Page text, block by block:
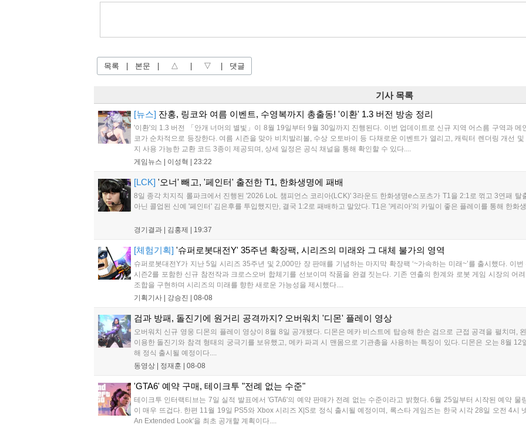
목록 본문 △ ▽ 댓글
기사 목록
[뉴스] 잔홍, 링코와 여름 이벤트, 수영복까지 총출동! '이환' 1.3 버전 방송 정리
'이환'의 1.3 버전 「안개 너머의 별빛」이 8월 19일부터 9월 30일까지 진행된다. 이번 업데이트로 신규 지역 어스름 구역과 메
코가 순차적으로 등장한다. 여름 시즌을 맞아 비치발리볼, 수상 오토바이 등 다채로운 이벤트가 열리고, 캐릭터 렌더링 개선
지 사용 가능한 교환 코드 3종이 제공되며, 상세 일정은 공식 채널을 통해 확인할 수 있다....
게임뉴스 | 이성혁 23:22
[LCK] '오너' 빼고, '페인터' 출전한 T1, 한화생명에 패배
8일 종각 치지직 롤파크에서 진행된 '2026 LoL 챔피언스 코리아(LCK)' 3라운드 한화생명e스포츠가 T1을 2:1로 꺾고 3연패 탈
아닌 콜업된 신예 '페인터' 김은후를 투입했지만, 결국 1:2로 패배하고 말았다. T1은 '케리아'의 카밀이 좋은 플레이를 통해 한화
경기결과 | 김홍제 19:37
[체험기획] '슈퍼로봇대전Y' 35주년 확장팩, 시리즈의 미래와 그 대체 불가의 영역
슈퍼로봇대전Y가 지난 5일 시리즈 35주년 및 2,000만 장 판매를 기념하는 마지막 확장팩 ‘~가속하는 미래~’를 출시했다. 이
시즌2를 포함한 신규 참전작과 크로스오버 합체기를 선보이며 작품을 완결 짓는다. 기존 연출의 한계와 로봇 게임 시장의 어
조합을 구현하며 시리즈의 미래를 향한 새로운 가능성을 제시했다....
기획기사 | 강승진 08-08
검과 방패, 돌진기에 원거리 공격까지? 오버워치 '디몬' 플레이 영상
오버워치 신규 영웅 디몬의 플레이 영상이 8월 8일 공개됐다. 디몬은 메카 비스트에 탑승해 한손 검으로 근접 공격을 펼치며,
이용한 돌진기와 참격 형태의 궁극기를 보유했고, 메카 파괴 시 맨몸으로 기관총을 사용하는 특징이 있다. 디몬은 오는 8월
해 정식 출시될 예정이다....
동영상 | 정재훈 08-08
'GTA6' 예약 구매, 테이크투 "전례 없는 수준"
테이크투 인터랙티브는 7일 실적 발표에서 'GTA6'의 예약 판매가 전례 없는 수준이라고 밝혔다. 6월 25일부터 시작된 예약 물
이 매우 뜨겁다. 한편 11월 19일 PS5와 Xbox 시리즈 X|S로 정식 출시될 예정이며, 록스타 게임즈는 한국 시각 28일 오전 4시
An Extended Look'을 최초 공개할 계획이다....